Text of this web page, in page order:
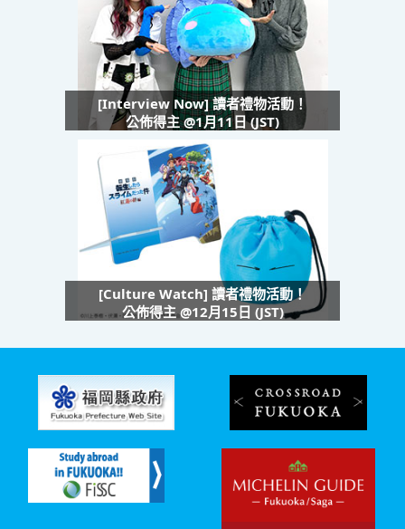
[Interview Now] 讀者禮物活動！
公佈得主 @1月11日 (JST)
[Culture Watch] 讀者禮物活動！
公佈得主 @12月15日 (JST)